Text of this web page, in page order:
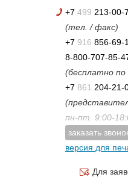
+7 499 213-00-
(тел. / факс)
+7 916 856-69-
8-800-707-85-
(бесплатно
+7 861 204-21-
пн-пт. 9:00-
заказать
версия для
Для